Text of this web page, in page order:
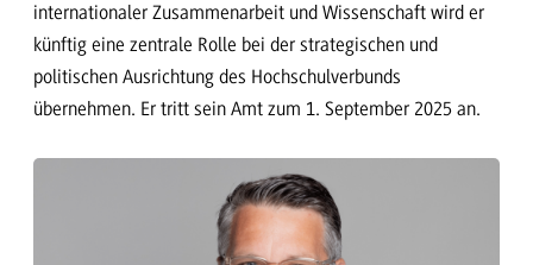
internationaler Zusammenarbeit und Wissenschaft wird er
künftig eine zentrale Rolle bei der strategischen und
politischen Ausrichtung des Hochschulverbunds
übernehmen. Er tritt sein Amt zum 1. September 2025 an.